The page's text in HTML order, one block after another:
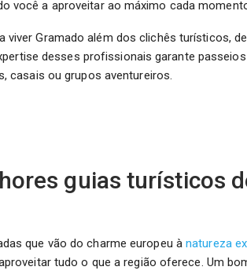
você a aproveitar ao máximo cada
Gramado além dos clichês turísticos,
desses profissionais garante
casais ou grupos aventureiros.
guias turísticos
que vão do charme europeu à natureza
tudo o que a região oferece. Um